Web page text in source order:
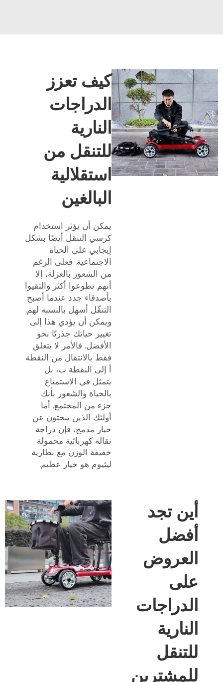
كيف تعزز
الدراجات
النارية
للتنقل من
استقلالية
البالغين
يمكن أن يؤثر استخدام
كرسي التنقل أيضًا بشكل
إيجابي على الحياة
الاجتماعية. فعلى الرغم
من الشعور بالعزلة، إلا
أنهم تطوعوا أكثر والتقيوا
بأصدقاء جدد عندما أصبح
التنقّل أسهل بالنسبة لهم.
ويمكن أن يؤدي هذا إلى
تغيير حياتك جذريًا نحو
الأفضل. فالأمر لا يتعلق
فقط بالانتقال من النقطة
أ إلى النقطة ب، بل
يتمثل في الاستمتاع
بالحياة والشعور بأنك
جزء من المجتمع. أما
أولئك الذين يبحثون عن
خيار مدمج، فإن دراجة
نقالة كهربائية محمولة
خفيفة الوزن مع بطارية
ليثيوم هو خيار عظيم.
أين تجد
أفضل
العروض
على
الدراجات
النارية
للتنقل
للمشترين